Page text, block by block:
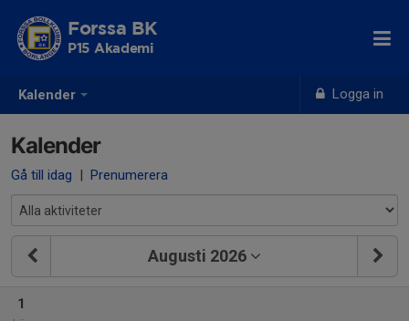
Kalender Logga in
Forssa BK
P15 Akademi
Kalender
Gå till idag | Prenumerera
Augusti 2026
1